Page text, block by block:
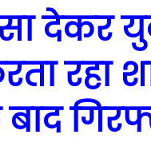
देकर
रहा